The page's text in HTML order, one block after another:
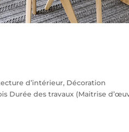
d’intérieur, Décoration
Durée des travaux (Maitrise